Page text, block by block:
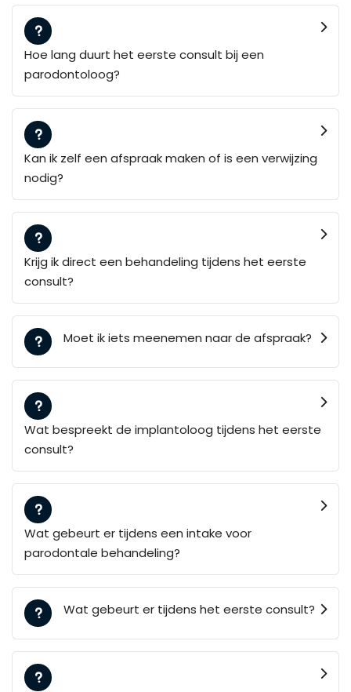
Hoe lang duurt het eerste consult bij een
parodontoloog?
Kan ik zelf een afspraak maken of is een verwijzing
nodig?
Krijg ik direct een behandeling tijdens het eerste
consult?
Moet ik iets meenemen naar de afspraak?
Wat bespreekt de implantoloog tijdens het eerste
consult?
Wat gebeurt er tijdens een intake voor
parodontale behandeling?
Wat gebeurt er tijdens het eerste consult?